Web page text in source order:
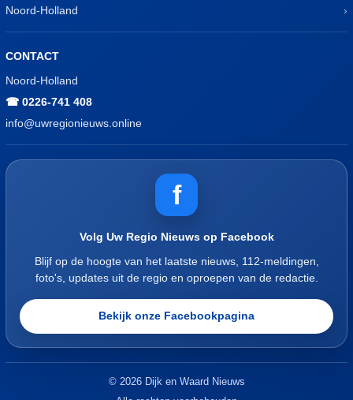
Noord-Holland
CONTACT
Noord-Holland
☎ 0226-741 408
info@uwregionieuws.online
f
Volg Uw Regio Nieuws op Facebook
Blijf op de hoogte van het laatste nieuws, 112-meldingen,
foto's, updates uit de regio en oproepen van de redactie.
Bekijk onze Facebookpagina
© 2026 Dijk en Waard Nieuws